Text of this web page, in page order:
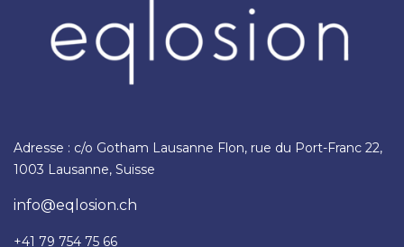
Adresse : c/o Gotham Lausanne Flon, rue du Port-Franc 22,
1003 Lausanne, Suisse
info@eqlosion.ch
+41 79 754 75 66